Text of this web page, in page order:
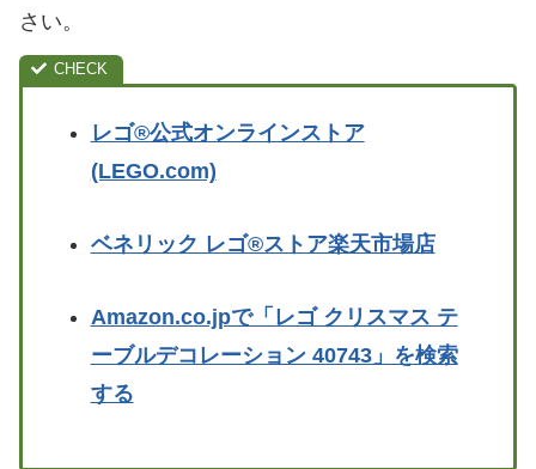
さい。
レゴ®公式オンラインストア
(LEGO.com)
ベネリック レゴ®ストア楽天市場店
Amazon.co.jpで「レゴ クリスマス テ
ーブルデコレーション 40743」を検索
する